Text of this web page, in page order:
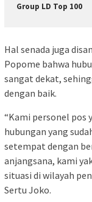
Group LD Top 100
Hal senada juga
Popome bahwa
sangat dekat,
dengan baik.
“Kami personel pos
hubungan yang
setempat dengan
anjangsana, kami
situasi di wilayah
Sertu Joko.